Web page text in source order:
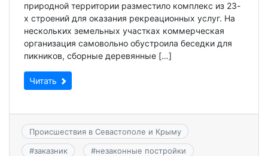
природной территории разместило комплекс из 23-
х строений для оказания рекреационных услуг. На
нескольких земельных участках коммерческая
организация самовольно обустроила беседки для
пикников, сборные деревянные […]
Читать
Происшествия в Севастополе и Крыму
#заказник #незаконные постройки